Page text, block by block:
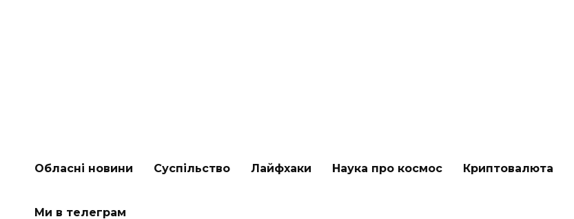
Обласні новини Суспільство Лайфхаки Наука про космос Криптовалюта
Ми в телеграм